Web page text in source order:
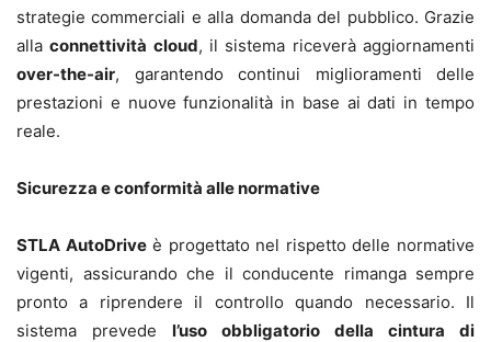
strategie commerciali e alla domanda del pubblico. Grazie
allaconnettività cloud, il sistema riceverà aggiornamenti
over-the-air, garantendo continui miglioramenti delle
prestazioni e nuove funzionalità in base ai dati in tempo
reale.
Sicurezza e conformità alle normative
STLA AutoDriveè progettato nel rispetto delle normative
vigenti, assicurando che il conducente rimanga sempre
pronto a riprendere il controllo quando necessario. Il
sistema prevede l’uso obbligatorio della cintura di